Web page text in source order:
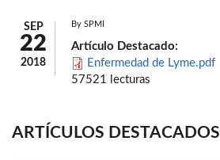
SEP
22
2018
By SPMI
Artículo Destacado:
Enfermedad de Lyme.pdf
57521 lecturas
ARTÍCULOS DESTACADOS